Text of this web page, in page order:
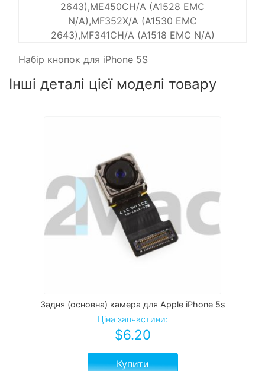
2643),ME450CH/A (A1528 EMC
N/A),MF352X/A (A1530 EMC
2643),MF341CH/A (A1518 EMC N/A)
Набір кнопок для iPhone 5S
Інші деталі цієї моделі товару
Задня (основна) камера для Apple iPhone 5s
Ціна запчастини:
$6.20
Купити